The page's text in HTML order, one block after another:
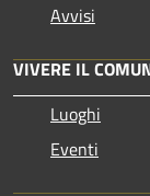
Avvisi
VIVERE IL
Luoghi
Eventi